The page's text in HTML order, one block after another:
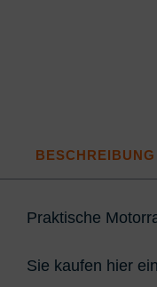
BESCHREIBUNG
Praktische
Sie kaufen hier